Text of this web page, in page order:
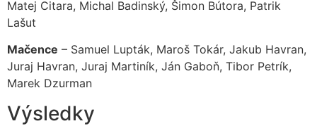
Matej Citara, Michal Badinský, Šimon Bútora, Patrik
Lašut
Mačence – Samuel Lupták, Maroš Tokár, Jakub Havran,
Juraj Havran, Juraj Martiník, Ján Gaboň, Tibor Petrík,
Marek Dzurman
Výsledky